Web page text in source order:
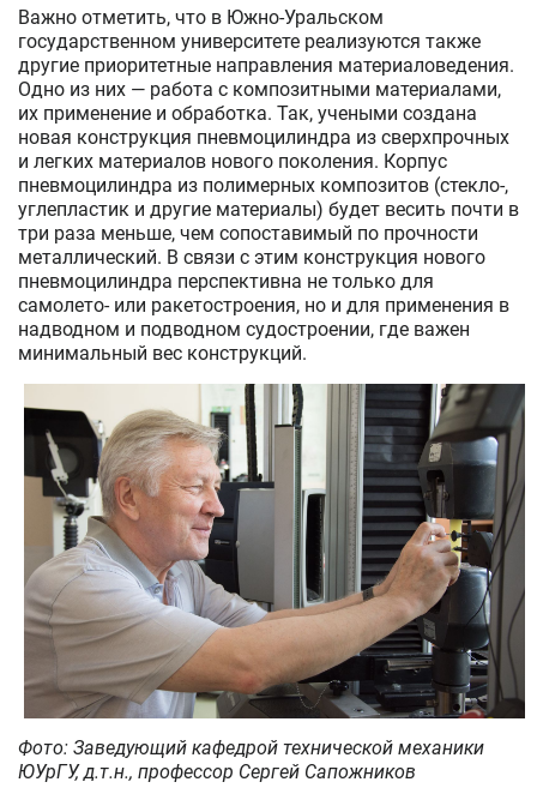
Важно отметить, что в Южно-Уральском
государственном университете реализуются также
другие приоритетные направления материаловедения.
Одно из них — работа с композитными материалами,
их применение и обработка. Так, учеными создана
новая конструкция пневмоцилиндра из сверхпрочных
и легких материалов нового поколения. Корпус
пневмоцилиндра из полимерных композитов (стекло-,
углепластик и другие материалы) будет весить почти в
три раза меньше, чем сопоставимый по прочности
металлический. В связи с этим конструкция нового
пневмоцилиндра перспективна не только для
самолето- или ракетостроения, но и для применения в
надводном и подводном судостроении, где важен
минимальный вес конструкций.
Фото: Заведующий кафедрой технической механики
ЮУрГУ, д.т.н., профессор Сергей Сапожников